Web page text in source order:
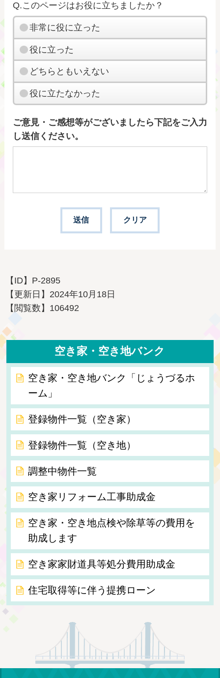
Q.このページはお役に立ちましたか？
非常に役に立った
役に立った
どちらともいえない
役に立たなかった
ご意見・ご感想等がございましたら下記をご入力
し送信ください。
【ID】 P-2895
【更新日】 2024年10月18日
【閲覧数】 106492
空き家・空き地バンク
空き家・空き地バンク「じょうづるホ
ーム」
登録物件一覧（空き家）
登録物件一覧（空き地）
調整中物件一覧
空き家リフォーム工事助成金
空き家・空き地点検や除草等の費用を
助成します
空き家家財道具等処分費用助成金
住宅取得等に伴う提携ローン